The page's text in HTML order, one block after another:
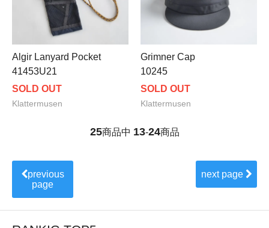
Algir Lanyard Pocket
41453U21
SOLD OUT
Klattermusen
Grimner Cap
10245
SOLD OUT
Klattermusen
25商品中 13-24商品
previous
page
next page